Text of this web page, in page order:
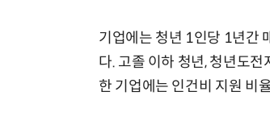
기업에는 청년 1인당 1년간
다. 고졸 이하 청년, 청년도
한 기업에는 인건비 지원 비